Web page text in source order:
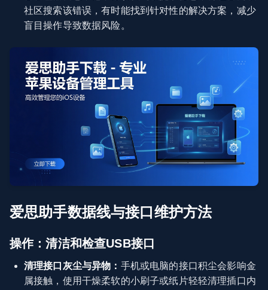
社区搜索该错误，有时能找到针对性的解决方案，减少
盲目操作导致数据风险。
爱思助手数据线与接口维护方法
操作：清洁和检查USB接口
清理接口灰尘与异物： 手机或电脑的接口积尘会影响金
属接触，使用干燥柔软的小刷子或纸片轻轻清理插口内